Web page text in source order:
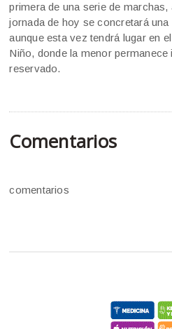
primera de una serie de marchas,
jornada de hoy se concretará
aunque esta vez tendrá lugar en
Niño, donde la menor permanece
reservado.
Comentarios
comentarios